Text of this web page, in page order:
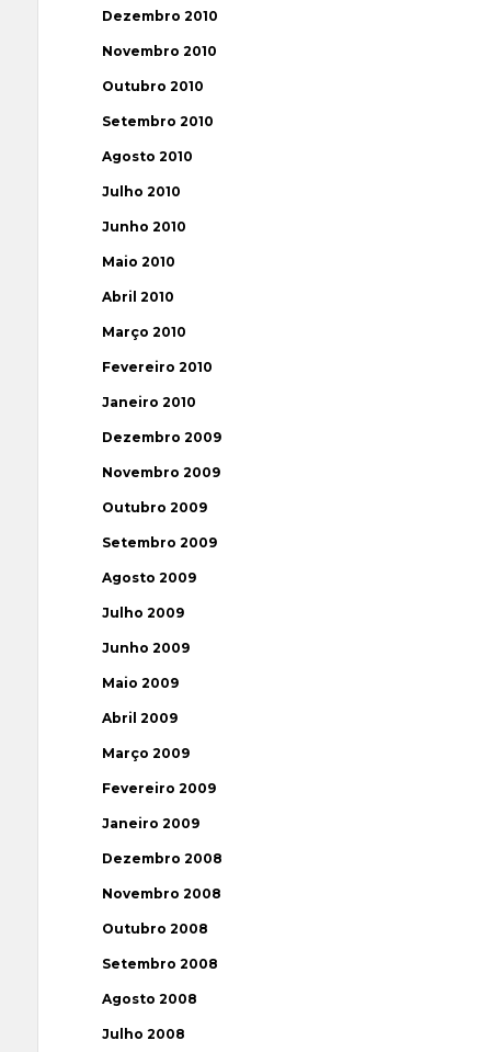
Dezembro 2010
Novembro 2010
Outubro 2010
Setembro 2010
Agosto 2010
Julho 2010
Junho 2010
Maio 2010
Abril 2010
Março 2010
Fevereiro 2010
Janeiro 2010
Dezembro 2009
Novembro 2009
Outubro 2009
Setembro 2009
Agosto 2009
Julho 2009
Junho 2009
Maio 2009
Abril 2009
Março 2009
Fevereiro 2009
Janeiro 2009
Dezembro 2008
Novembro 2008
Outubro 2008
Setembro 2008
Agosto 2008
Julho 2008